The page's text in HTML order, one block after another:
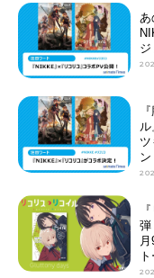
あ
ジ
ン
弾